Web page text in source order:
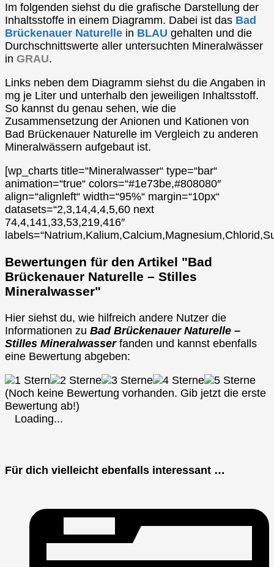
Im folgenden siehst du die grafische Darstellung der
Inhaltsstoffe in einem Diagramm. Dabei ist das Bad
Brückenauer Naturelle in BLAU gehalten und die
Durchschnittswerte aller untersuchten Mineralwässer
in GRAU.
Links neben dem Diagramm siehst du die Angaben in
mg je Liter und unterhalb den jeweiligen Inhaltsstoff.
So kannst du genau sehen, wie die
Zusammensetzung der Anionen und Kationen von
Bad Brückenauer Naturelle im Vergleich zu anderen
Mineralwässern aufgebaut ist.
[wp_charts title=“Mineralwasser“ type=“bar“
animation=“true“ colors=“#1e73be,#808080″
align=“alignleft“ width=“95%“ margin=“10px“
datasets=“2,3,14,4,4,5,60 next
74,4,141,33,53,219,416″
Bewertungen für den Artikel "Bad
Brückenauer Naturelle – Stilles
Mineralwasser"
Hier siehst du, wie hilfreich andere Nutzer die
Informationen zu Bad Brückenauer Naturelle –
Stilles Mineralwasserfanden und kannst ebenfalls
eine Bewertung abgeben:
(Noch keine Bewertung vorhanden. Gib jetzt die erste
Bewertung ab!)
Loading...
Für dich vielleicht ebenfalls interessant …